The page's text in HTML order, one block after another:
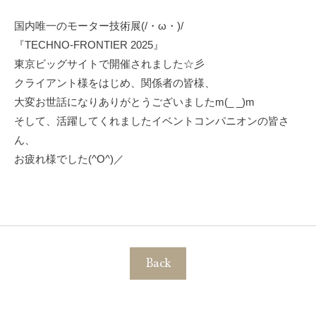
国内唯一のモーター技術展(/・ω・)/
『TECHNO-FRONTIER 2025』
東京ビッグサイトで開催されました☆彡
クライアント様をはじめ、関係者の皆様、
大変お世話になりありがとうございましたm(_ _)m
そして、活躍してくれましたイベントコンパニオンの皆さ
ん、
お疲れ様でした(^O^)／
Back